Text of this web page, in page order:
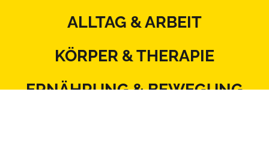
ALLTAG & ARBEIT
KÖRPER & THERAPIE
ERNÄHRUNG & BEWEGUNG